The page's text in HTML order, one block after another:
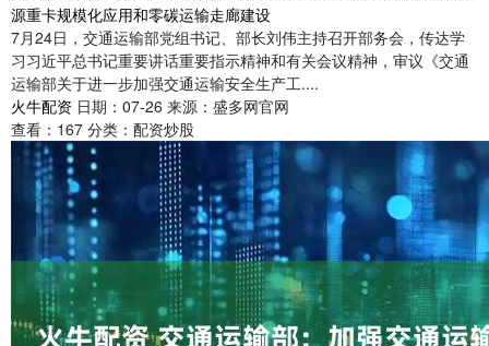
源重卡规模化应用和零碳运输走廊建设
7月24日，交通运输部党组书记、部长刘伟主持召开部务会，传达学
习习近平总书记重要讲话重要指示精神和有关会议精神，审议《交通
运输部关于进一步加强交通运输安全生产工....
火牛配资 日期：07-26 来源：盛多网官网
查看： 167 分类： 配资炒股